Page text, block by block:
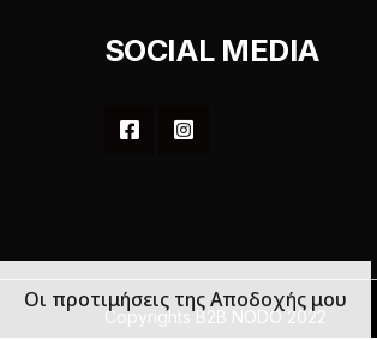
SOCIAL MEDIA
Copyrights B2B NODO 2022
Οι προτιμήσεις της Αποδοχής μου